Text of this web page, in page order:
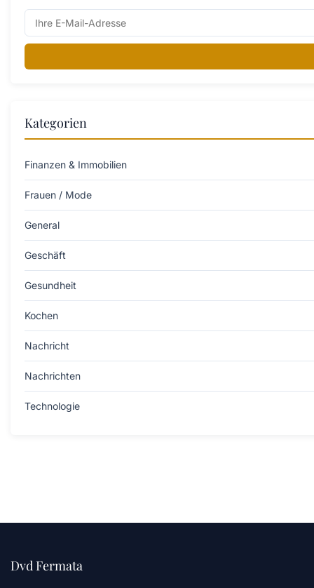
Kategorien
Finanzen & Immobilien
Frauen / Mode
General
Geschäft
Gesundheit
Kochen
Nachricht
Nachrichten
Technologie
Dvd Fermata